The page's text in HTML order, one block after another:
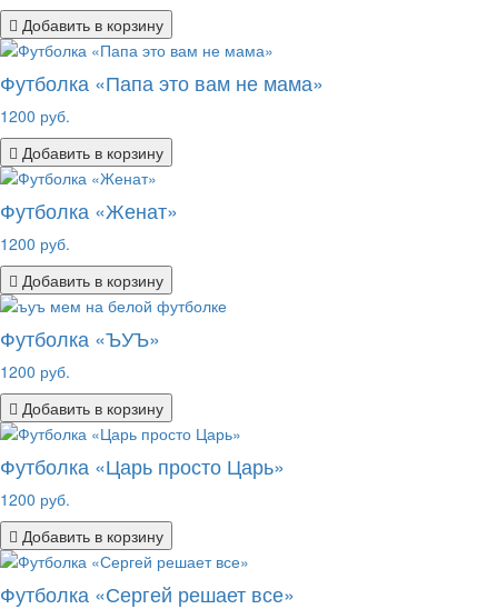
Добавить в корзину
Футболка «Папа это вам не мама»
1200 руб.
Добавить в корзину
Футболка «Женат»
1200 руб.
Добавить в корзину
Футболка «ЪУЪ»
1200 руб.
Добавить в корзину
Футболка «Царь просто Царь»
1200 руб.
Добавить в корзину
Футболка «Сергей решает все»